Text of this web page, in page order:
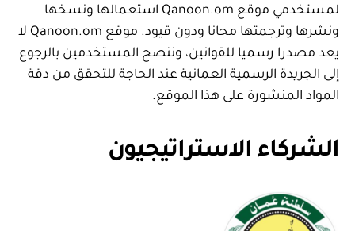
لمستخدمي موقع Qanoon.om استعمالها ونسخها
ونشرها وترجمتها مجانا ودون قيود. موقع Qanoon.om لا
يعد مصدرا رسميا للقوانين، وننصح المستخدمين بالرجوع
إلى الجريدة الرسمية العمانية عند الحاجة للتحقق من دقة
المواد المنشورة على هذا الموقع.
الشركاء الاستراتيجيون